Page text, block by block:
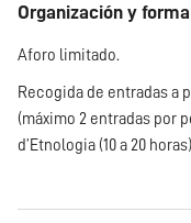
Organización y
Aforo limitado.
Recogida de entradas a
(máximo 2 entradas por
d’Etnologia (10 a 20